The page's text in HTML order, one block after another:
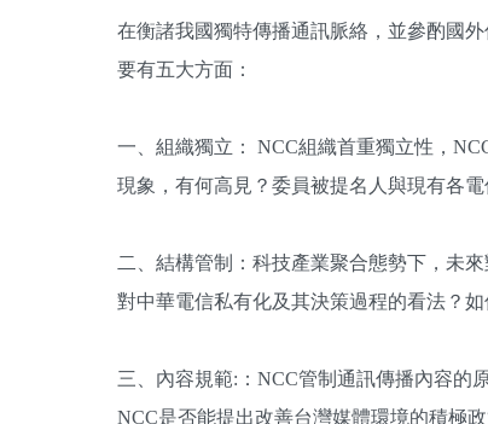
在衡諸我國獨特傳播通訊脈絡，並參酌國
要有五大方面：
一、組織獨立： NCC組織首重獨立性，
現象，有何高見？委員被提名人與現有各
二、結構管制：科技產業聚合態勢下，未
對中華電信私有化及其決策過程的看法？
三、內容規範:：NCC管制通訊傳播內容的
NCC是否能提出改善台灣媒體環境的積極